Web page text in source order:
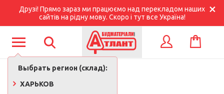
Друзі! Прямо зараз ми працюємо над перекладом наших
сайтів на рідну мову. Скоро і тут все Україна!
Выбрать регион (склад):
ХАРЬКОВ
КОРЗИНА